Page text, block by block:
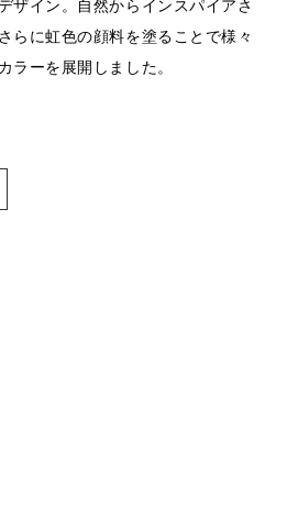
イン。自然からインスパイアさ
らに虹色の顔料を塗ることで様々
ーを展開しました。